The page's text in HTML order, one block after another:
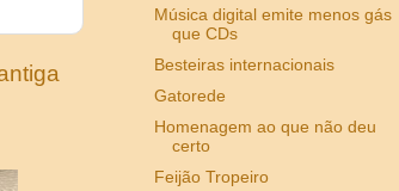
Música digital emite menos gás
que CDs
Besteiras internacionais
Gatorede
Homenagem ao que não deu
certo
Feijão Tropeiro